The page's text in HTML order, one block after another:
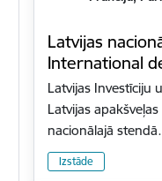
Latvijas
International
Latvijas Investīciju
Latvijas
nacionālajā
Izstāde